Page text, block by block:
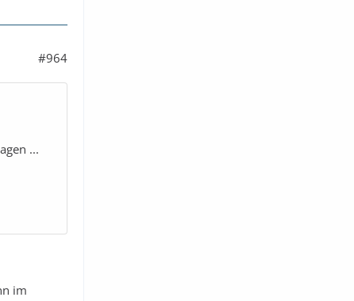
#964
...
im